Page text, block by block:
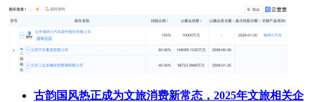
古韵国风热正成为文旅消费新常态，2025年文旅相关企